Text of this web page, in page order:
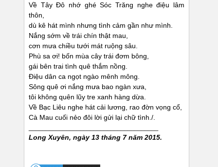
Về Tây Đô nhớ ghé Sóc Trăng nghe điệu lâm
thôn,
dù kê hát mình nhưng tình cảm gần như mình.
Nắng sớm về trái chín thật mau,
cơn mưa chiều tưới mát ruộng sâu.
Phù sa ơi! bốn mùa cây trái đơm bông,
gái bên trai tình quê thắm nồng.
Điệu dân ca ngọt ngào mênh mông.
Sông quê ơi nắng mưa bao ngàn xưa,
tôi không quên lũy tre xanh hàng dừa.
Về Bạc Liêu nghe hát cải lương, rao đờn vọng cổ,
Cà Mau cuối nẻo đôi lời gửi lại chữ tình./.
Long Xuyên, ngày 13 tháng 7 năm 2015.